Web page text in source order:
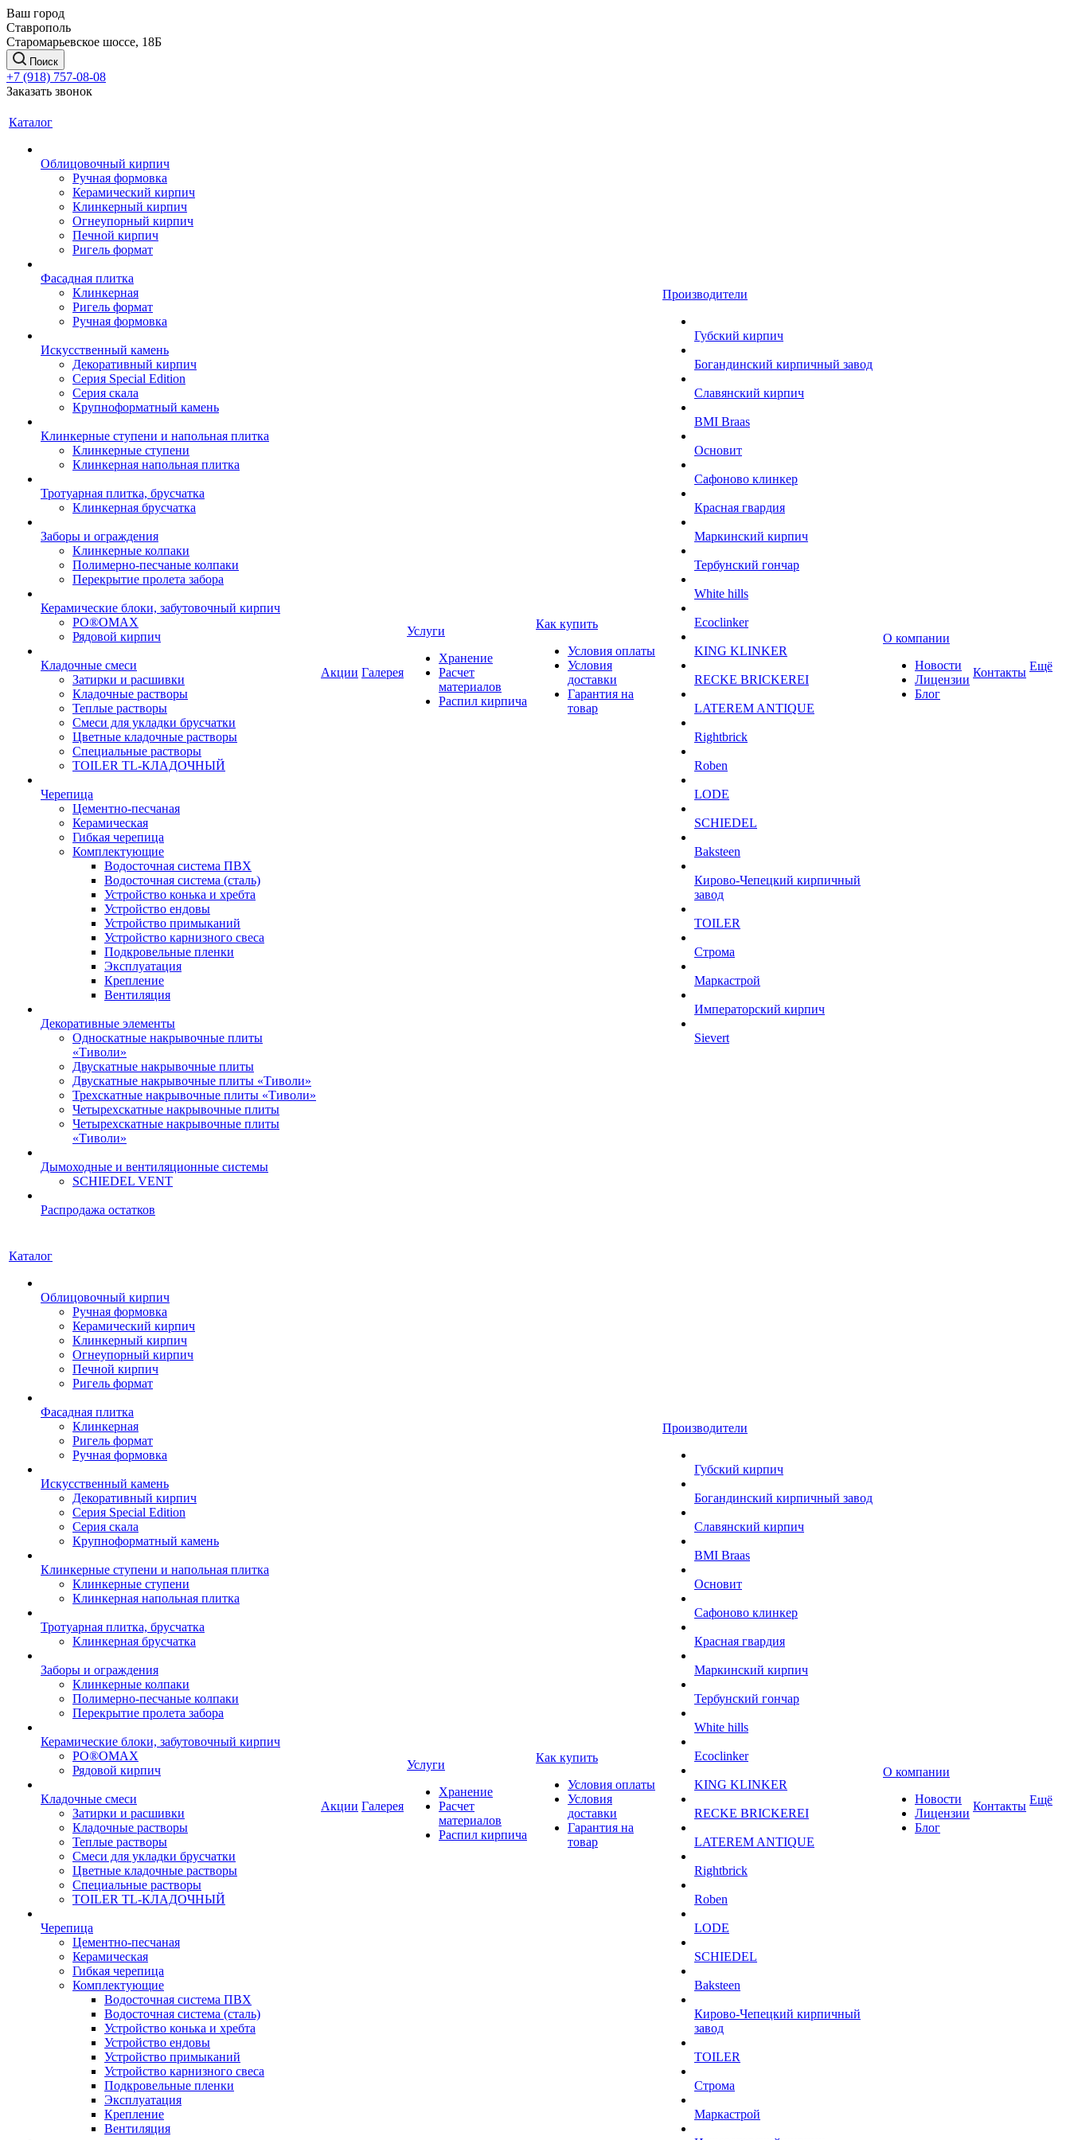
Ваш город
Ставрополь
Старомарьевское шоссе, 18Б
Поиск
+7 (918) 757-08-08
Заказать звонок
Каталог
Облицовочный кирпич
Ручная формовка
Керамический кирпич
Клинкерный кирпич
Огнеупорный кирпич
Печной кирпич
Ригель формат
Фасадная плитка
Клинкерная
Ригель формат
Ручная формовка
Искусственный камень
Декоративный кирпич
Серия Special Edition
Серия скала
Крупноформатный камень
Клинкерные ступени и напольная плитка
Клинкерные ступени
Клинкерная напольная плитка
Тротуарная плитка, брусчатка
Клинкерная брусчатка
Заборы и ограждения
Клинкерные колпаки
Полимерно-песчаные колпаки
Перекрытие пролета забора
Керамические блоки, забутовочный кирпич
PO®OMAX
Рядовой кирпич
Кладочные смеси
Затирки и расшивки
Кладочные растворы
Теплые растворы
Смеси для укладки брусчатки
Цветные кладочные растворы
Специальные растворы
TOILER TL-КЛАДОЧНЫЙ
Черепица
Цементно-песчаная
Керамическая
Гибкая черепица
Комплектующие
Водосточная система ПВХ
Водосточная система (сталь)
Устройство конька и хребта
Устройство ендовы
Устройство примыканий
Устройство карнизного свеса
Подкровельные пленки
Эксплуатация
Крепление
Вентиляция
Декоративные элементы
Односкатные накрывочные плиты
«Тиволи»
Двускатные накрывочные плиты
Двускатные накрывочные плиты «Тиволи»
Трехскатные накрывочные плиты «Тиволи»
Четырехскатные накрывочные плиты
Четырехскатные накрывочные плиты
«Тиволи»
Дымоходные и вентиляционные системы
SCHIEDEL VENT
Распродажа остатков
Акции Галерея
Услуги
Хранение
Расчет
материалов
Распил кирпича
Как купить
Условия оплаты
Условия
доставки
Гарантия на
товар
Производители
Губский кирпич
Богандинский кирпичный завод
Славянский кирпич
BMI Braas
Основит
Сафоново клинкер
Красная гвардия
Маркинский кирпич
Тербунский гончар
White hills
Ecoclinker
KING KLINKER
RECKE BRICKEREI
LATEREM ANTIQUE
Rightbrick
Roben
LODE
SCHIEDEL
Baksteen
Кирово-Чепецкий кирпичный
завод
TOILER
Строма
Маркастрой
Императорский кирпич
Sievert
О компании
Новости
Лицензии
Блог
Контакты Ещё
Каталог
Облицовочный кирпич
Ручная формовка
Керамический кирпич
Клинкерный кирпич
Огнеупорный кирпич
Печной кирпич
Ригель формат
Фасадная плитка
Клинкерная
Ригель формат
Ручная формовка
Искусственный камень
Декоративный кирпич
Серия Special Edition
Серия скала
Крупноформатный камень
Клинкерные ступени и напольная плитка
Клинкерные ступени
Клинкерная напольная плитка
Тротуарная плитка, брусчатка
Клинкерная брусчатка
Заборы и ограждения
Клинкерные колпаки
Полимерно-песчаные колпаки
Перекрытие пролета забора
Керамические блоки, забутовочный кирпич
PO®OMAX
Рядовой кирпич
Кладочные смеси
Затирки и расшивки
Кладочные растворы
Теплые растворы
Смеси для укладки брусчатки
Цветные кладочные растворы
Специальные растворы
TOILER TL-КЛАДОЧНЫЙ
Черепица
Цементно-песчаная
Керамическая
Гибкая черепица
Комплектующие
Водосточная система ПВХ
Водосточная система (сталь)
Устройство конька и хребта
Устройство ендовы
Устройство примыканий
Устройство карнизного свеса
Подкровельные пленки
Эксплуатация
Крепление
Вентиляция
Акции Галерея
Услуги
Хранение
Расчет
материалов
Распил кирпича
Как купить
Условия оплаты
Условия
доставки
Гарантия на
товар
Производители
Губский кирпич
Богандинский кирпичный завод
Славянский кирпич
BMI Braas
Основит
Сафоново клинкер
Красная гвардия
Маркинский кирпич
Тербунский гончар
White hills
Ecoclinker
KING KLINKER
RECKE BRICKEREI
LATEREM ANTIQUE
Rightbrick
Roben
LODE
SCHIEDEL
Baksteen
Кирово-Чепецкий кирпичный
завод
TOILER
Строма
Маркастрой
О компании
Новости
Лицензии
Блог
Контакты Ещё